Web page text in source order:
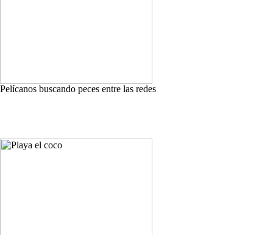
Pelícanos buscando peces entre las redes